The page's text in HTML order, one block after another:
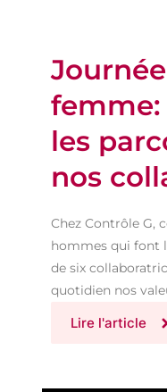
femme:
les
nos
Chez Contrôle G,
hommes qui font
de six
quotidien nos
Lire l'article